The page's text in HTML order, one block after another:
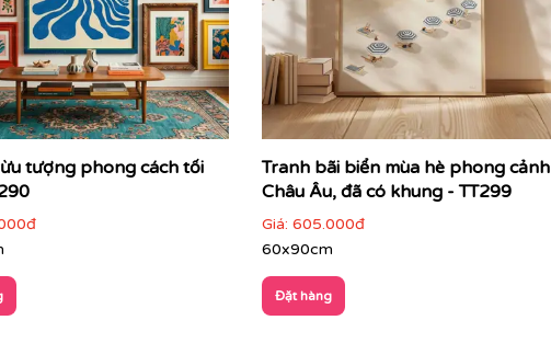
quy tắc mô tả
ngay từ cái nhìn đầu tiên
kích thước
cách riêng
tượng phong cách tối
Tranh bãi biển mùa hè phong cảnh
Châu Âu, đã có khung - TT299
Giá: 605.000đ
60x90cm
Đặt hàng